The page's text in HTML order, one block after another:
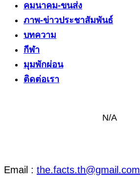
คมนาคม-ขนส่ง
ภาพ-ข่าวประชาสัมพันธ์
บทความ
กีฬา
มุมพักผ่อน
ติดต่อเรา
N/A
Email : the.facts.th@gmail.com